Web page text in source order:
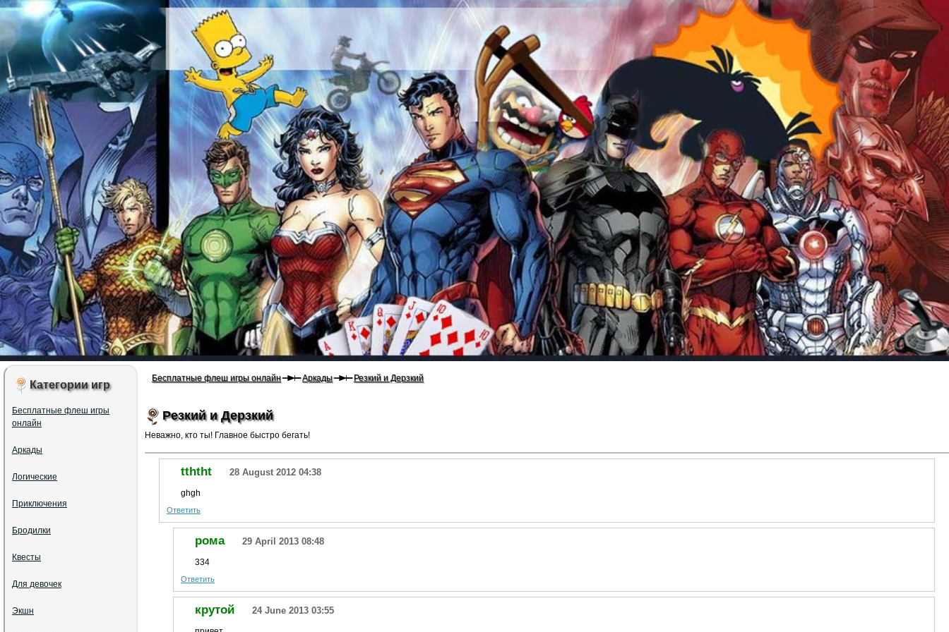
Бесплатные флеш игры онлайн Аркады Резкий и Дерзкий
Резкий и Дерзкий
Неважно, кто ты! Главное быстро бегать!
tththt 28 August 2012 04:38
ghgh
Ответить
рома 29 April 2013 08:48
334
Ответить
крутой 24 June 2013 03:55
Категории игр
Бесплатные флеш игры
онлайн
Аркады
Логические
Приключения
Бродилки
Квесты
Для девочек
Экшн